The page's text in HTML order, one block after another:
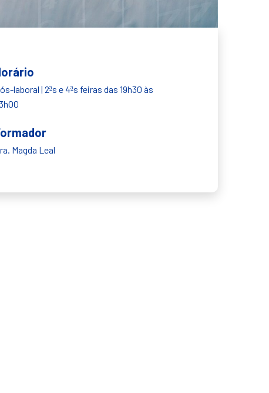
laboral | 2ªs e 4ªs feiras das 19h30 às
Magda Leal